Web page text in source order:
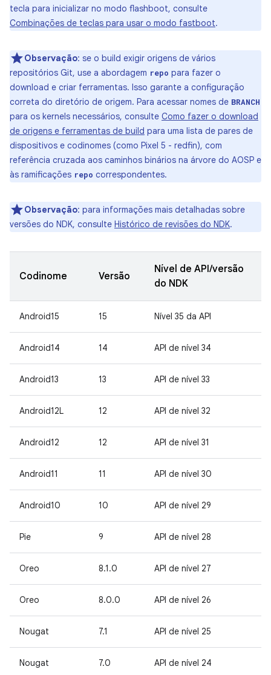
tecla para inicializar no modo flashboot, consulte
Combinações de teclas para usar o modo fastboot.
Observação: se o build exigir origens de vários
repositórios Git, use a abordagem repo para fazer o
download e criar ferramentas. Isso garante a configuração
correta do diretório de origem. Para acessar nomes de BRANCH
para os kernels necessários, consulte Como fazer o download
de origens e ferramentas de build para uma lista de pares de
dispositivos e codinomes (como Pixel 5 - redfin), com
referência cruzada aos caminhos binários na árvore do AOSP e
às ramificações repo correspondentes.
Observação: para informações mais detalhadas sobre
versões do NDK, consulte Histórico de revisões do NDK.
Codinome Versão
Nível de API/versão
do NDK
Android15 15 Nível 35 da API
Android14 14 API de nível 34
Android13 13 API de nível 33
Android12L 12 API de nível 32
Android12 12 API de nível 31
Android11 11 API de nível 30
Android10 10 API de nível 29
Pie 9 API de nível 28
Oreo 8.1.0 API de nível 27
Oreo 8.0.0 API de nível 26
Nougat 7.1 API de nível 25
Nougat 7.0 API de nível 24